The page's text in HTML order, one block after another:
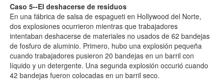
Caso 5--El deshacerse de residuos
En una fábrica de salsa de espagueti en Hollywood del Norte,
dos explosiones ocurrieron mientras que trabajadores
intentaban deshacerse de materiales no usados de 62 bandejas
de fosfuro de aluminio. Primero, hubo una explosión pequeña
cuando trabajadores pusieron 20 bandejas en un barril con
líquido y un detergente. Una segunda explosión occurió cuando
42 bandejas fueron colocadas en un barril seco.